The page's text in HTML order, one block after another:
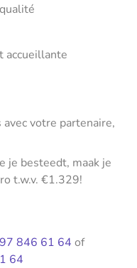
accueillante
votre partenaire,
je besteedt, maak je
t.w.v. €1.329!
846 61 64 of
64